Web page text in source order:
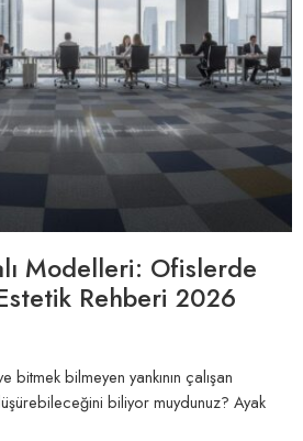
Modelleri: Ofislerde
Estetik Rehberi 2026
bitmek bilmeyen yankının çalışan
biliyor muydunuz? Ayak